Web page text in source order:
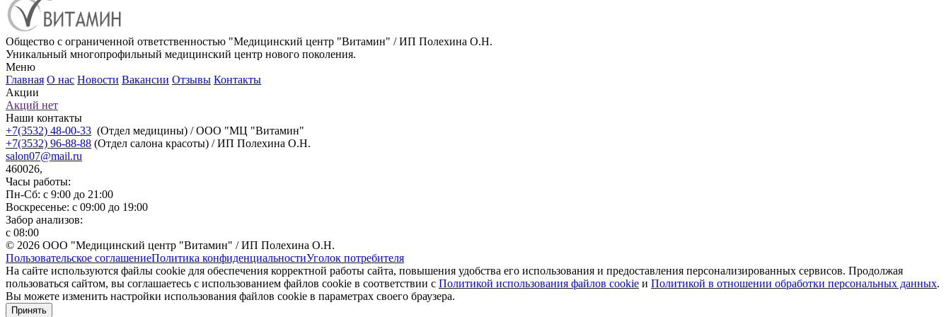
Общество с ограниченной ответственностью "Медицинский центр "Витамин" / ИП Полехина О.Н.
Уникальный многопрофильный медицинский центр нового поколения.
Меню
Главная О нас Новости Вакансии Отзывы Контакты
Акции
Акций нет
Наши контакты
+7(3532) 48-00-33 (Отдел медицины) / ООО "МЦ "Витамин"
+7(3532) 96-88-88 (Отдел салона красоты) / ИП Полехина О.Н.
salon07@mail.ru
460026,
Часы работы:
Пн-Сб: с 9:00 до 21:00
Воскресенье: с 09:00 до 19:00
Забор анализов:
с 08:00
© 2026 ООО "Медицинский центр "Витамин" / ИП Полехина О.Н.
Пользовательское соглашениеПолитика конфиденциальностиУголок потребителя
На сайте используются файлы cookie для обеспечения корректной работы сайта, повышения удобства его использования и предоставления персонализированных сервисов. Продолжая
пользоваться сайтом, вы соглашаетесь с использованием файлов cookie в соответствии с Политикой использования файлов cookie и Политикой в отношении обработки персональных данных.
Вы можете изменить настройки использования файлов cookie в параметрах своего браузера.
Принять